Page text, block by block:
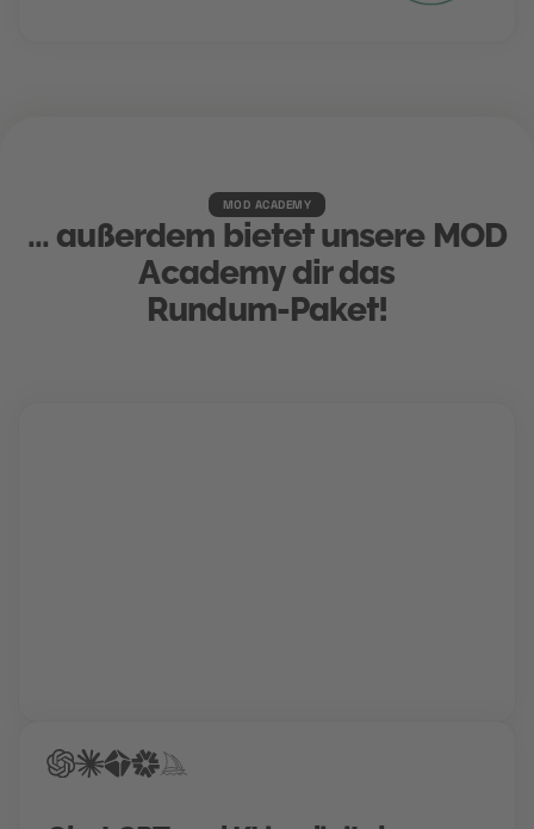
MOD ACADEMY
... außerdem bietet unsere MOD
Academy dir das
Rundum-Paket!